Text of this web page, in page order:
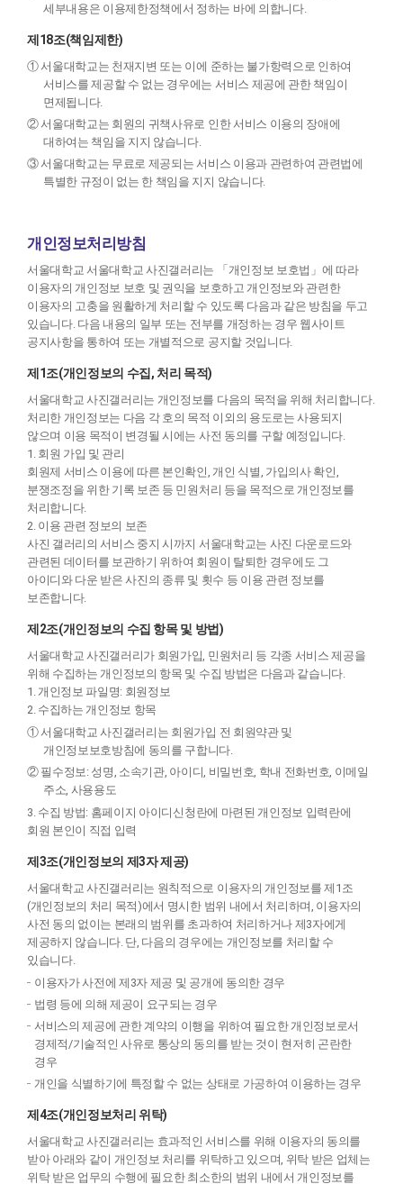
세부내용은 이용제한정책에서 정하는 바에 의합니다.
제18조(책임제한)
① 서울대학교는 천재지변 또는 이에 준하는 불가항력으로 인하여
서비스를 제공할 수 없는 경우에는 서비스 제공에 관한 책임이
면제됩니다.
② 서울대학교는 회원의 귀책사유로 인한 서비스 이용의 장애에
대하여는 책임을 지지 않습니다.
③ 서울대학교는 무료로 제공되는 서비스 이용과 관련하여 관련법에
특별한 규정이 없는 한 책임을 지지 않습니다.
개인정보처리방침
서울대학교 서울대학교 사진갤러리는 「개인정보 보호법」에 따라
이용자의 개인정보 보호 및 권익을 보호하고 개인정보와 관련한
이용자의 고충을 원활하게 처리할 수 있도록 다음과 같은 방침을 두고
있습니다. 다음 내용의 일부 또는 전부를 개정하는 경우 웹사이트
공지사항을 통하여 또는 개별적으로 공지할 것입니다.
제1조(개인정보의 수집, 처리 목적)
서울대학교 사진갤러리는 개인정보를 다음의 목적을 위해 처리합니다.
처리한 개인정보는 다음 각 호의 목적 이외의 용도로는 사용되지
않으며 이용 목적이 변경될 시에는 사전 동의를 구할 예정입니다.
1. 회원 가입 및 관리
회원제 서비스 이용에 따른 본인확인, 개인 식별, 가입의사 확인,
분쟁조정을 위한 기록 보존 등 민원처리 등을 목적으로 개인정보를
처리합니다.
2. 이용 관련 정보의 보존
사진 갤러리의 서비스 중지 시까지 서울대학교는 사진 다운로드와
관련된 데이터를 보관하기 위하여 회원이 탈퇴한 경우에도 그
아이디와 다운 받은 사진의 종류 및 횟수 등 이용 관련 정보를
보존합니다.
제2조(개인정보의 수집 항목 및 방법)
서울대학교 사진갤러리가 회원가입, 민원처리 등 각종 서비스 제공을
위해 수집하는 개인정보의 항목 및 수집 방법은 다음과 같습니다.
1. 개인정보 파일명: 회원정보
2. 수집하는 개인정보 항목
① 서울대학교 사진갤러리는 회원가입 전 회원약관 및
개인정보보호방침에 동의를 구합니다.
② 필수정보: 성명, 소속기관, 아이디, 비밀번호, 학내 전화번호, 이메일
주소, 사용용도
3. 수집 방법: 홈페이지 아이디신청란에 마련된 개인정보 입력란에
회원 본인이 직접 입력
제3조(개인정보의 제3자 제공)
서울대학교 사진갤러리는 원칙적으로 이용자의 개인정보를 제1조
(개인정보의 처리 목적)에서 명시한 범위 내에서 처리하며, 이용자의
사전 동의 없이는 본래의 범위를 초과하여 처리하거나 제3자에게
제공하지 않습니다. 단, 다음의 경우에는 개인정보를 처리할 수
있습니다.
이용자가 사전에 제3자 제공 및 공개에 동의한 경우
법령 등에 의해 제공이 요구되는 경우
서비스의 제공에 관한 계약의 이행을 위하여 필요한 개인정보로서
경제적/기술적인 사유로 통상의 동의를 받는 것이 현저히 곤란한
경우
개인을 식별하기에 특정할 수 없는 상태로 가공하여 이용하는 경우
제4조(개인정보처리 위탁)
서울대학교 사진갤러리는 효과적인 서비스를 위해 이용자의 동의를
받아 아래와 같이 개인정보 처리를 위탁하고 있으며, 위탁 받은 업체는
위탁 받은 업무의 수행에 필요한 최소한의 범위 내에서 개인정보를